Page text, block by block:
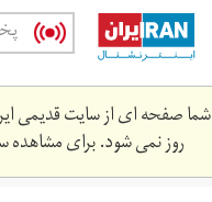
Skip
main
content
شما صفحه ای از سایت قدیمی
روز نمی شود. برای مشاهده